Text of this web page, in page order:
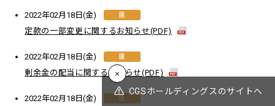
2022年02月18日(金) IR
定款の一部変更に関するお知らせ(PDF)
2022年02月18日(金) IR
剰余金の配当に関するお知らせ(PDF)
2022年02月18日(金) IR
CGSホールディングスのサイトへ